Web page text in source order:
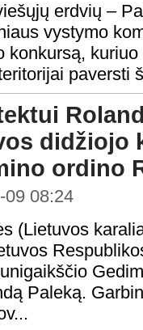
erdvių –
vystymo
konkursą,
paversti
didžiojo
ordino
09 08:24
(Lietuvos
Paleką.